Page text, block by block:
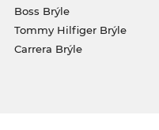
Boss Brýle
Tommy Hilfiger Brýle
Carrera Brýle